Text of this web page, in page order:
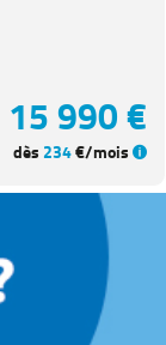
15 990 €
dès 234€/mois